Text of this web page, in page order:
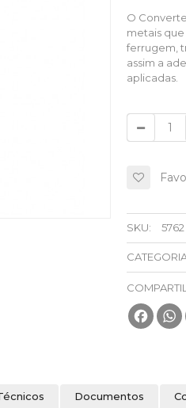
O
metais
ferrugem,
assim a
aplicadas.
SKU: 5762
Documentos